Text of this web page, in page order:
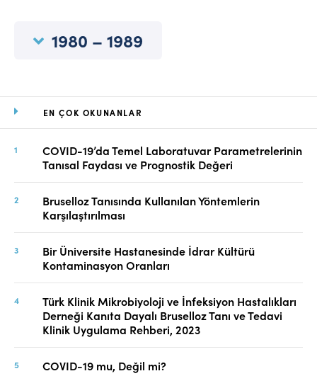
EN ÇOK OKUNANLAR
COVID-19’da Temel Laboratuvar Parametrelerinin
Tanısal Faydası ve Prognostik Değeri
Bruselloz Tanısında Kullanılan Yöntemlerin
Karşılaştırılması
Bir Üniversite Hastanesinde İdrar Kültürü
Kontaminasyon Oranları
Türk Klinik Mikrobiyoloji ve İnfeksiyon Hastalıkları
Derneği Kanıta Dayalı Bruselloz Tanı ve Tedavi
Klinik Uygulama Rehberi, 2023
COVID-19 mu, Değil mi?
1980 – 1989